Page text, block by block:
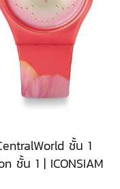
ชั้น 1
ชั้น 1 | ICONSIAM